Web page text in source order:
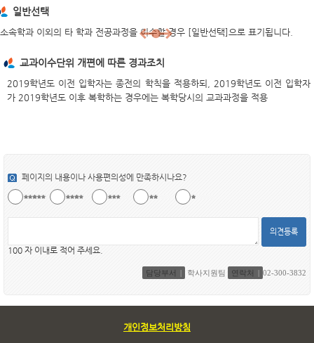
일반선택
소속학과 이외의 타 학과 전공과정을 이수할 경우 [일반선택]으로 표기됩니다.
교과이수단위 개편에 따른 경과조치
2019학년도 이전 입학자는 종전의 학칙을 적용하되, 2019학년도 이전 입학자
가 2019학년도 이후 복학하는 경우에는 복학당시의 교과과정을 적용
페이지의 내용이나 사용편의성에 만족하시나요?
의견등록
100 자 이내로 적어 주세요.
담당부서 학사지원팀 연락처 02-300-3832
개인정보처리방침